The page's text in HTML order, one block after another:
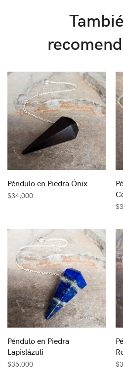
Péndulo en Piedra Ónix
$34,000
$
Péndulo en Piedra
Lapislázuli
$35,000 $